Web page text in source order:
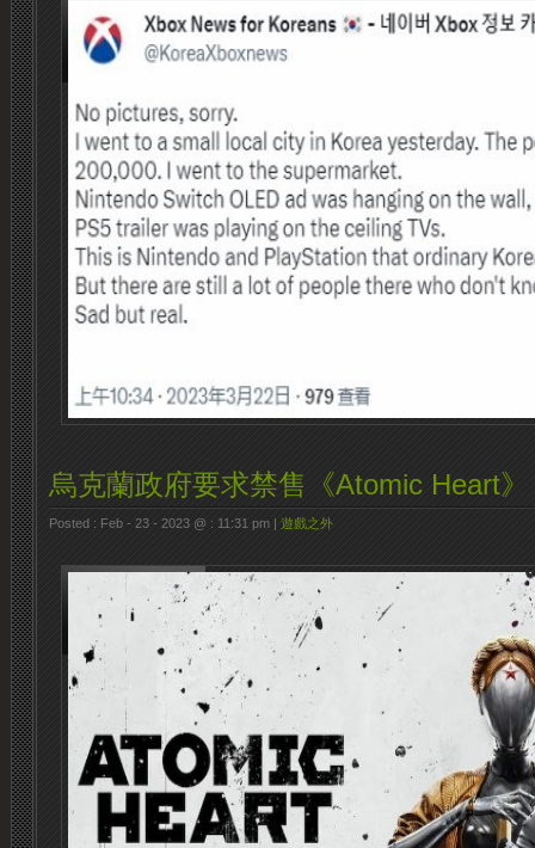
烏克蘭政府要求禁售《Atomic Heart》
Posted : Feb - 23 - 2023 @ : 11:31 pm | 遊戲之外